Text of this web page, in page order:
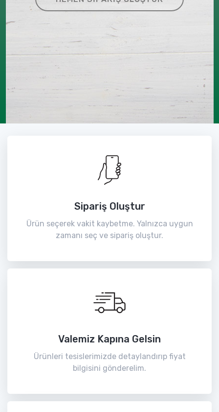
Sipariş Oluştur
Ürün seçerek vakit kaybetme. Yalnızca uygun
zamanı seç ve sipariş oluştur.
Valemiz Kapına Gelsin
Ürünleri tesislerimizde detaylandırıp fiyat
bilgisini gönderelim.